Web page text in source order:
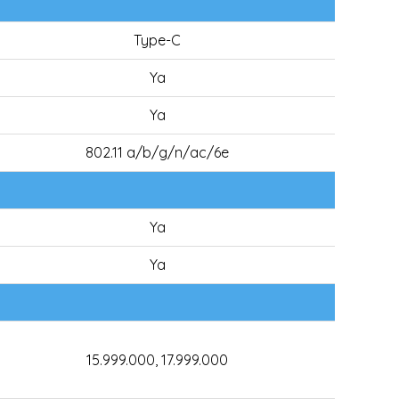
Type-C
Ya
Ya
802.11 a/b/g/n/ac/6e
Ya
Ya
15.999.000, 17.999.000